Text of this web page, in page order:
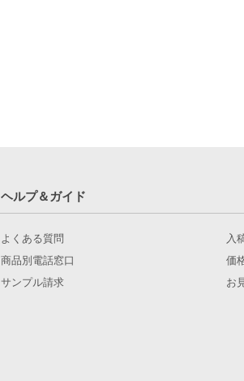
ヘルプ＆ガイド
よくある質問
商品別電話窓口
サンプル請求
入
価
お